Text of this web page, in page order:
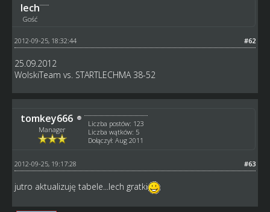
lech
Gość
#62
2012-09-25, 18:32:44
25.09.2012
WolskiTeam vs. STARTLECHMA 38-52
tomkey666
Manager
Liczba postów: 123
Liczba wątków: 5
Dołączył: Aug 2011
#63
2012-09-25, 19:17:28
jutro aktualizuję tabele...lech gratki